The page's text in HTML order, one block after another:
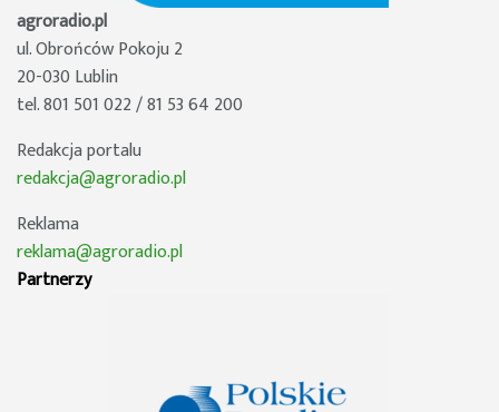
agroradio.pl
ul. Obrońców Pokoju 2
20-030 Lublin
tel. 801 501 022 / 81 53 64 200
Redakcja portalu
redakcja@agroradio.pl
Reklama
reklama@agroradio.pl
Partnerzy